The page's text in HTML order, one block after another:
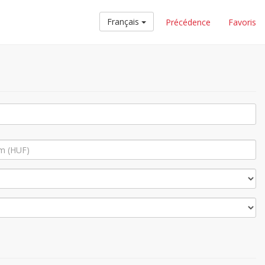
Français Précédence Favoris